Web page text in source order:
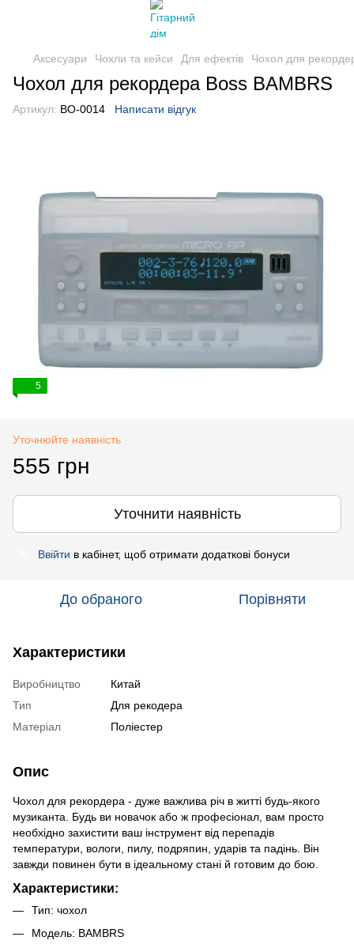
Аксесуари Чохли та кейси Для ефектів Чохол для
Чохол для рекордера Boss BAMBRS
Артикул: BO-0014 Написати відгук
5
Уточнюйте наявність
555 грн
Уточнити наявність
Ввійти в кабінет, щоб отримати додаткові бонуси
До обраного Порівняти
Характеристики
Виробництво
Китай
Тип
Для рекодера
Матеріал
Поліестер
Опис
Чохол для рекордера - дуже важлива річ в житті будь-якого
музиканта. Будь ви новачок або ж професіонал, вам просто
необхідно захистити ваш інструмент від перепадів
температури, вологи, пилу, подряпин, ударів та падінь. Він
завжди повинен бути в ідеальному стані й готовим до бою.
Характеристики:
Тип: чохол
Модель: BAMBRS